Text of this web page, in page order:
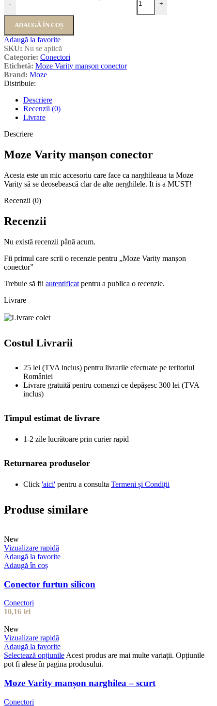
- +
ADAUGĂ ÎN COȘ
Adaugă la favorite
SKU: Nu se aplică
Categorie: Conectori
Etichetă: Moze Varity manșon conector
Brand: Moze
Distribuie:
Descriere
Recenzii (0)
Livrare
Descriere
Moze Varity manșon conector
Acesta este un mic accesoriu care face ca narghileaua ta Moze
Varity să se deosebească clar de alte nerghilele. It is a MUST!
Recenzii (0)
Recenzii
Nu există recenzii până acum.
Fii primul care scrii o recenzie pentru „Moze Varity manșon
conector”
Trebuie să fii autentificat pentru a publica o recenzie.
Livrare
Costul Livrarii
25 lei (TVA inclus) pentru livrarile efectuate pe teritoriul
României
Livrare gratuită pentru comenzi ce depășesc 300 lei (TVA
inclus)
Timpul estimat de livrare
1-2 zile lucrătoare prin curier rapid
Returnarea produselor
Click 'aici' pentru a consulta Termeni și Condiții
Produse similare
New
Vizualizare rapidă
Adaugă la favorite
Adaugă în coș
Conector furtun silicon
Conectori
10,16 lei
New
Vizualizare rapidă
Adaugă la favorite
Selectează opțiunileAcest produs are mai multe variații. Opțiunile
pot fi alese în pagina produsului.
Moze Varity manșon narghilea – scurt
Conectori